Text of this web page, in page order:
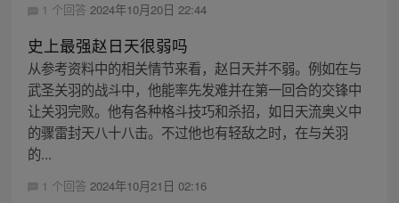
1 个回答 2024年10月20日 22:44
史上最强赵日天很弱吗
从参考资料中的相关情节来看，赵日天并不弱。例如在与
武圣关羽的战斗中，他能率先发难并在第一回合的交锋中
让关羽完败。他有各种格斗技巧和杀招，如日天流奥义中
的骤雷封天八十八击。不过他也有轻敌之时，在与关羽
的...
1 个回答 2024年10月21日 02:16